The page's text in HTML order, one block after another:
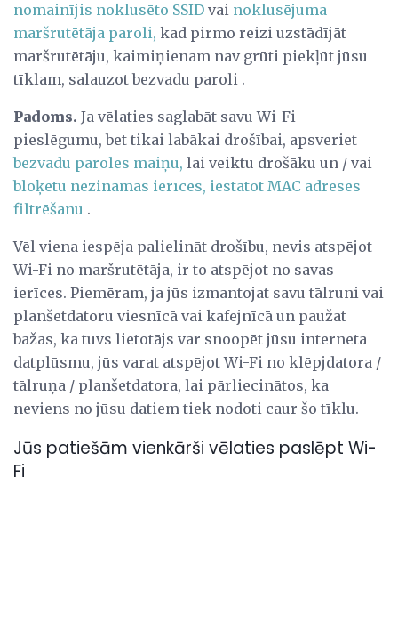
nomainījis noklusēto SSID vai noklusējuma
maršrutētāja paroli, kad pirmo reizi uzstādījāt
maršrutētāju, kaimiņienam nav grūti piekļūt jūsu
tīklam, salauzot bezvadu paroli .
Padoms. Ja vēlaties saglabāt savu Wi-Fi
pieslēgumu, bet tikai labākai drošībai, apsveriet
bezvadu paroles maiņu, lai veiktu drošāku un / vai
bloķētu nezināmas ierīces, iestatot MAC adreses
filtrēšanu .
Vēl viena iespēja palielināt drošību, nevis atspējot
Wi-Fi no maršrutētāja, ir to atspējot no savas
ierīces. Piemēram, ja jūs izmantojat savu tālruni vai
planšetdatoru viesnīcā vai kafejnīcā un paužat
bažas, ka tuvs lietotājs var snoopēt jūsu interneta
datplūsmu, jūs varat atspējot Wi-Fi no klēpjdatora /
tālruņa / planšetdatora, lai pārliecinātos, ka
neviens no jūsu datiem tiek nodoti caur šo tīklu.
Jūs patiešām vienkārši vēlaties paslēpt Wi-
Fi